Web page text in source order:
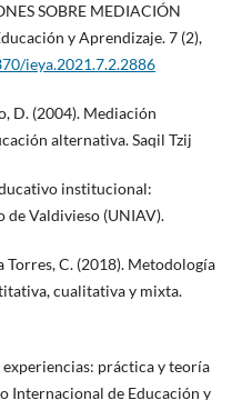
SOBRE MEDIACIÓN
y Aprendizaje. 7 (2),
ieya.2021.7.2.2886
D. (2004). Mediación
alternativa. Saqil Tzij
institucional:
Valdivieso (UNIAV).
Torres, C. (2018). Metodología
cualitativa y mixta.
experiencias: práctica y teoría
Internacional de Educación y